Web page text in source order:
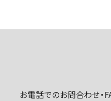
お電話でのお問合わせ・